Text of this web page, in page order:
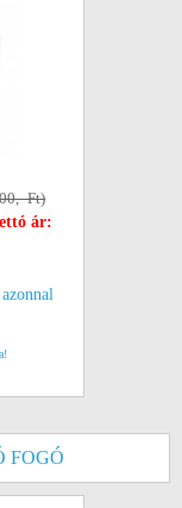
Ft)
ár:
FOGÓ